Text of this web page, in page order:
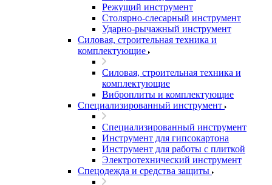
Режущий инструмент
Столярно-слесарный инструмент
Ударно-рычажный инструмент
Силовая, строительная техника и
комплектующие
Силовая, строительная техника и
комплектующие
Виброплиты и комплектующие
Специализированный инструмент
Специализированный инструмент
Инструмент для гипсокартона
Инструмент для работы с плиткой
Электротехнический инструмент
Спецодежда и средства защиты